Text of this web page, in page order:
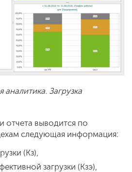
аналитика. Загрузка
отчета выводится по
следующая информация:
(Кз),
загрузки (Кзэ),